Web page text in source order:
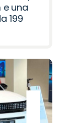
e una
199